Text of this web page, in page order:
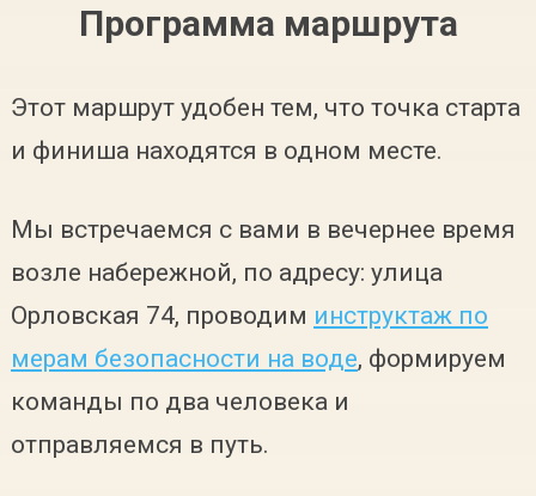
Программа маршрута
Этот маршрут удобен тем, что точка старта
и финиша находятся в одном месте.
Мы встречаемся с вами в вечернее время
возле набережной, по адресу: улица
Орловская 74, проводим инструктаж по
мерам безопасности на воде, формируем
команды по два человека и
отправляемся в путь.